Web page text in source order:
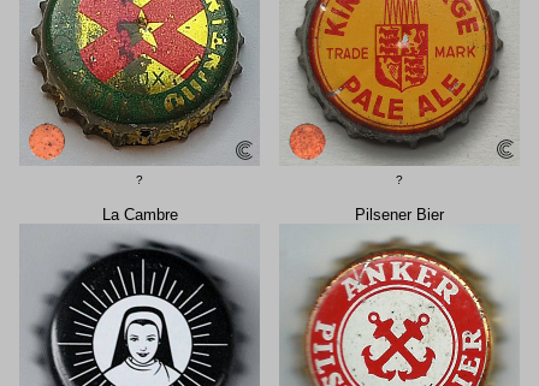
? ?
La Cambre Pilsener Bier